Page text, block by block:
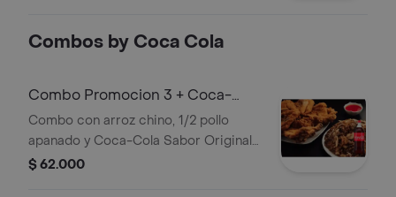
Combos by Coca Cola
Combo Promocion 3 + Coca-
Cola Sabor Original 3 l
Combo con arroz chino, 1/2 pollo
apanado y Coca-Cola Sabor Original
de 3 litros.
$ 62.000